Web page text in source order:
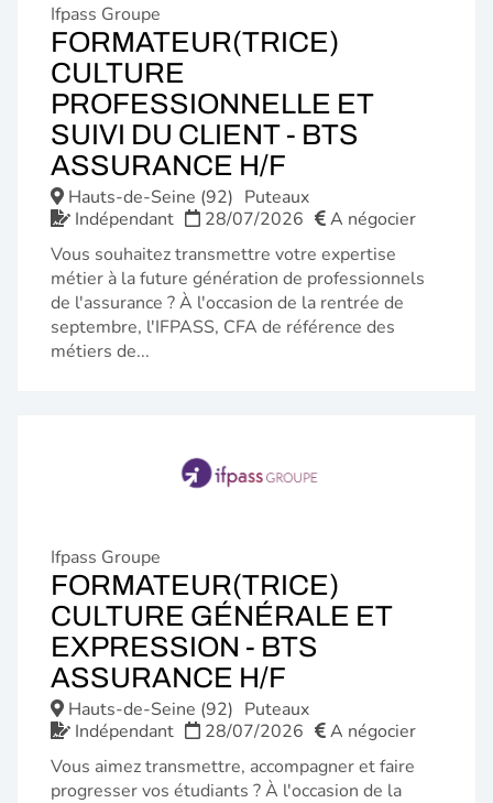
Ifpass Groupe
FORMATEUR(TRICE)
CULTURE
PROFESSIONNELLE ET
SUIVI DU CLIENT - BTS
ASSURANCE H/F
FENÊTRE)
Hauts-de-Seine (92) Puteaux
Indépendant
28/07/2026
A négocier
Vous souhaitez transmettre votre expertise
métier à la future génération de professionnels
de l'assurance ? À l'occasion de la rentrée de
septembre, l'IFPASS, CFA de référence des
métiers de...
Ifpass Groupe
FORMATEUR(TRICE)
CULTURE GÉNÉRALE ET
EXPRESSION - BTS
ASSURANCE H/F
FENÊTRE)
Hauts-de-Seine (92) Puteaux
Indépendant
28/07/2026
A négocier
Vous aimez transmettre, accompagner et faire
progresser vos étudiants ? À l'occasion de la